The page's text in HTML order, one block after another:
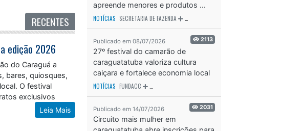
RECENTES
edição 2026
do Caraguá a
bares, quiosques,
O festival
exclusivos
Leia Mais
apreende menores e produtos ...
NOTÍCIAS SECRETARIA DE FAZENDA
Publicado em 08/07/2026 2113
27º festival do camarão de
caraguatatuba valoriza cultura
caiçara e fortalece economia local
NOTÍCIAS FUNDACC
Publicado em 14/07/2026 2031
Circuito mais mulher em